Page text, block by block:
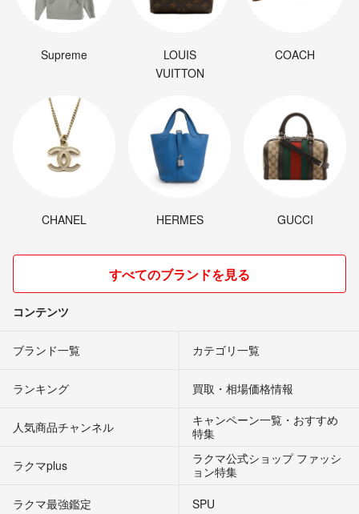
Supreme
LOUIS
VUITTON
COACH
CHANEL HERMES GUCCI
すべてのブランドを見る
コンテンツ
ブランド一覧 カテゴリ一覧
ランキング 買取・相場価格情報
人気商品チャンネル
キャンペーン一覧・おすすめ
特集
ラクマplus
ラクマ公式ショップ ファッシ
ョン特集
ラクマ最強鑑定
SPU